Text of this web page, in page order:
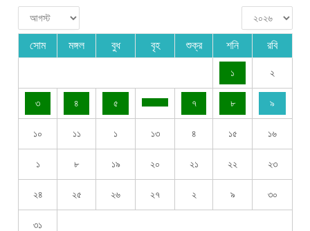
সোম মঙ্গল বুধ বৃহ শুক্র শনি রবি
১ ২
৩ ৪ ৫ ৭ ৮ ৯
১০ ১১ ১ ১৩ ৪ ১৫ ১৬
১ ৮ ১৯ ২০ ২১ ২২ ২৩
২৪ ২৫ ২৬ ২৭ ২ ৯ ৩০
৩১